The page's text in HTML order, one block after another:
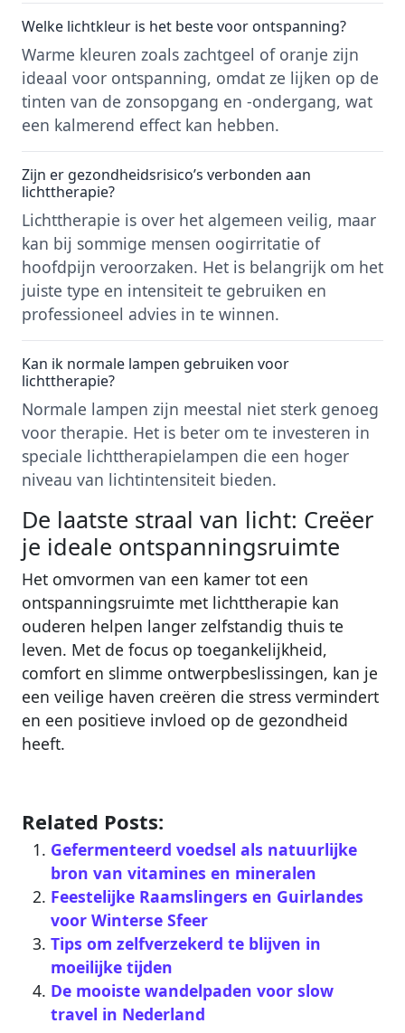
Welke lichtkleur is het beste voor ontspanning?
Warme kleuren zoals zachtgeel of oranje zijn
ideaal voor ontspanning, omdat ze lijken op de
tinten van de zonsopgang en -ondergang, wat
een kalmerend effect kan hebben.
Zijn er gezondheidsrisico’s verbonden aan
lichttherapie?
Lichttherapie is over het algemeen veilig, maar
kan bij sommige mensen oogirritatie of
hoofdpijn veroorzaken. Het is belangrijk om het
juiste type en intensiteit te gebruiken en
professioneel advies in te winnen.
Kan ik normale lampen gebruiken voor
lichttherapie?
Normale lampen zijn meestal niet sterk genoeg
voor therapie. Het is beter om te investeren in
speciale lichttherapielampen die een hoger
niveau van lichtintensiteit bieden.
De laatste straal van licht: Creëer
je ideale ontspanningsruimte
Het omvormen van een kamer tot een
ontspanningsruimte met lichttherapie kan
ouderen helpen langer zelfstandig thuis te
leven. Met de focus op toegankelijkheid,
comfort en slimme ontwerpbeslissingen, kan je
een veilige haven creëren die stress vermindert
en een positieve invloed op de gezondheid
heeft.
Related Posts:
Gefermenteerd voedsel als natuurlijke
bron van vitamines en mineralen
Feestelijke Raamslingers en Guirlandes
voor Winterse Sfeer
Tips om zelfverzekerd te blijven in
moeilijke tijden
De mooiste wandelpaden voor slow
travel in Nederland